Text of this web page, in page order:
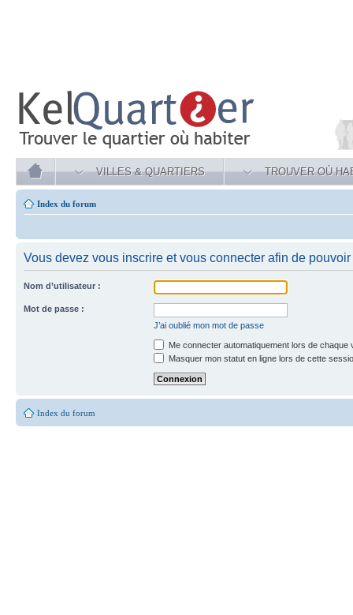
VILLES & QUARTIERS TROUVER OÙ
Index du forum
Vous devez vous inscrire et vous connecter afin de
Nom d’utilisateur :
Mot de passe :
J’ai oublié mon mot de passe
Me connecter automatiquement lors de chaque
Masquer mon statut en ligne lors de cette
Index du forum